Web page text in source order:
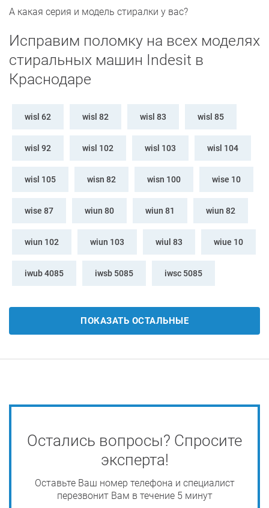
А какая серия и модель стиралки у вас?
Исправим поломку на всех моделях
стиральных машин Indesit в
Краснодаре
wisl 62 wisl 82 wisl 83 wisl 85
wisl 92 wisl 102 wisl 103 wisl 104
wisl 105 wisn 82 wisn 100 wise 10
wise 87 wiun 80 wiun 81 wiun 82
wiun 102 wiun 103 wiul 83 wiue 10
iwub 4085 iwsb 5085 iwsc 5085
ПОКАЗАТЬ ОСТАЛЬНЫЕ
Остались вопросы? Спросите
эксперта!
Оставьте Ваш номер телефона и специалист
перезвонит Вам в течение 5 минут